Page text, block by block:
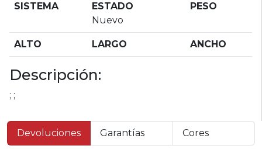
SISTEMA
ESTADO
Nuevo
PESO
ALTO LARGO ANCHO
Descripción:
; ;
Devoluciones Garantías Cores